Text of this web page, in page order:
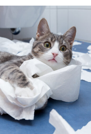
DUFT